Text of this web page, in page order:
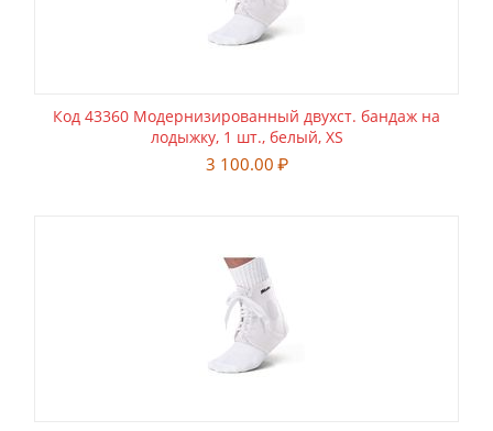
Код 43360 Модернизированный двухст. бандаж на
лодыжку, 1 шт., белый, XS
3 100.00 ₽